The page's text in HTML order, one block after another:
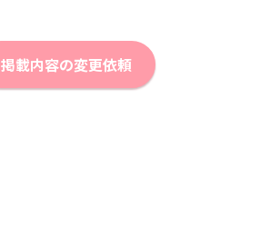
掲載内容の変更依頼